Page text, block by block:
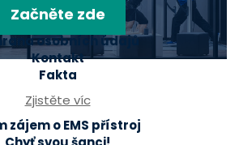
Začněte zde
Mohlo by se hodit
osobních údajů
Kontakt
Fakta
Zjistěte víc
zájem o EMS přístroj